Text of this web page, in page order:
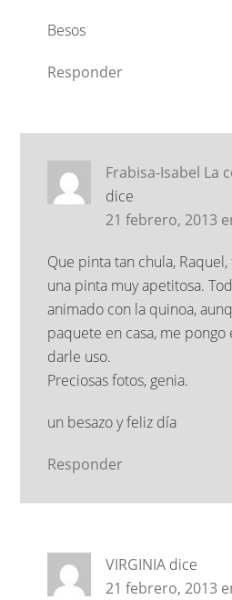
Besos
Responder
Frabisa-Isabel La
dice
21 febrero, 2013
Que pinta tan chula,
una pinta muy apetitosa.
animado con la quinoa,
paquete en casa, me pongo
darle uso.
Preciosas fotos, genia.
un besazo y feliz día
Responder
VIRGINIA dice
21 febrero, 2013